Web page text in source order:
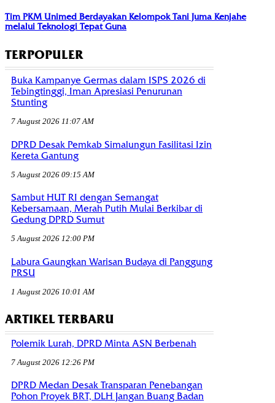
Tim PKM Unimed Berdayakan Kelompok Tani Juma Kenjahe
melalui Teknologi Tepat Guna
TERPOPULER
Buka Kampanye Germas dalam ISPS 2026 di
Tebingtinggi, Iman Apresiasi Penurunan
Stunting
7 August 2026 11:07 AM
DPRD Desak Pemkab Simalungun Fasilitasi Izin
Kereta Gantung
5 August 2026 09:15 AM
Sambut HUT RI dengan Semangat
Kebersamaan, Merah Putih Mulai Berkibar di
Gedung DPRD Sumut
5 August 2026 12:00 PM
Labura Gaungkan Warisan Budaya di Panggung
PRSU
1 August 2026 10:01 AM
ARTIKEL TERBARU
Polemik Lurah, DPRD Minta ASN Berbenah
7 August 2026 12:26 PM
DPRD Medan Desak Transparan Penebangan
Pohon Proyek BRT, DLH Jangan Buang Badan